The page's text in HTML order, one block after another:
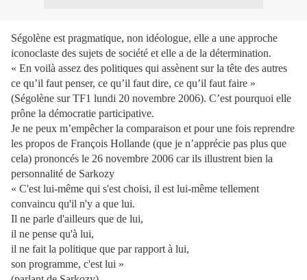
Ségolène est pragmatique, non idéologue, elle a une approche
iconoclaste des sujets de société et elle a de la détermination.
« En voilà assez des politiques qui assènent sur la tête des autres
ce qu’il faut penser, ce qu’il faut dire, ce qu’il faut faire »
(Ségolène sur TF1 lundi 20 novembre 2006). C’est pourquoi elle
prône la démocratie participative.
Je ne peux m’empêcher la comparaison et pour une fois reprendre
les propos de François Hollande (que je n’apprécie pas plus que
cela) prononcés le 26 novembre 2006 car ils illustrent bien la
personnalité de Sarkozy
« C'est lui-même qui s'est choisi, il est lui-même tellement
convaincu qu'il n'y a que lui.
Il ne parle d'ailleurs que de lui,
il ne pense qu'à lui,
il ne fait la politique que par rapport à lui,
son programme, c'est lui »